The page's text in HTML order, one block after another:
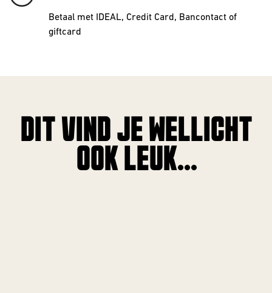
Betaal met IDEAL, Credit Card, Bancontact of
giftcard
DIT VIND JE WELLICHT
OOK LEUK...